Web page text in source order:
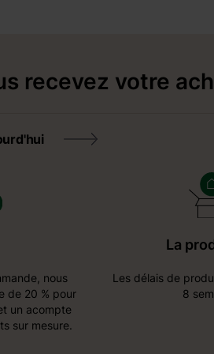
recevez votre
nous
de 20 % pour
un acompte
sur mesure.
La
Les délais de
8